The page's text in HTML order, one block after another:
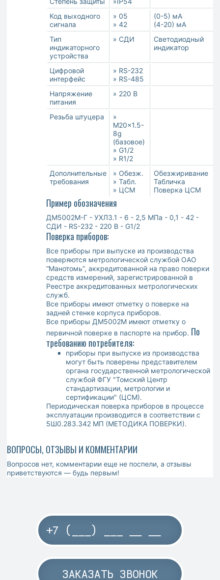
Код выходного
сигнала
» 05
» 42
(0-5) мА
(4-20) мА
Тип
индикаторного
устройства
» СДИ
Cветодиодный
индикатор
Цифровой
интерфейс
» RS-232
» RS-485
Напряжение
питания
» 220 B
Резьба штуцера
»
M20x1.5-
8g
(базовое)
» G1/2
» R1/2
Дополнительные
требования
» Обезж.
» Табл.
» ЦСМ
Обезжиривание
Табличка
Поверка ЦСМ
Пример обозначения
ДМ5002М-Г - УХЛ3.1 - 6 - 2,5 МПа - 0,1 - 42 -
СДИ - RS-232 - 220 В - G1/2
Поверка приборов:
Все приборы при выпуске из производства
поверяются метрологической службой ОАО
“Манотомь”, аккредитованной на право поверки
средств измерений, зарегистрированной в
Реестре аккредитованных метрологических
служб.
Все приборы имеют отметку о поверке на
задней стенке корпуса приборов.
Все приборы ДМ5002М имеют отметку о
первичной поверке в паспорте на прибор. По
требованию потребителя:
приборы при выпуске из производства
могут быть поверены представителем
органа государственной метрологической
службой ФГУ "Томский Центр
стандартизации, метрологии и
сертификации" (ЦСМ).
Периодическая поверка приборов в процессе
эксплуатации производится в соответствии c
5Ш0.283.342 МП (МЕТОДИКА ПОВЕРКИ).
ВОПРОСЫ, ОТЗЫВЫ И КОММЕНТАРИИ
Вопросов нет, комментарии еще не поспели, а отзывы
приветствуются — будь первым!
ЗАКАЗАТЬ ЗВОНОК